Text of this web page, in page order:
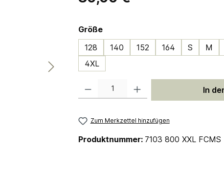
Größeauswählen
128
140 152 164 S M
4XL
In
Zum Merkzettel hinzufügen
Produktnummer: 7103 800 XXL FCMS